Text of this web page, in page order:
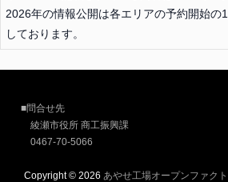
2026年の情報公開は各エリアの予約開始の
しております。
■問合せ先
綾瀬市役所 商工振興課
0467-70-5066
Copyright © 2026 あやせ工場オープンファク